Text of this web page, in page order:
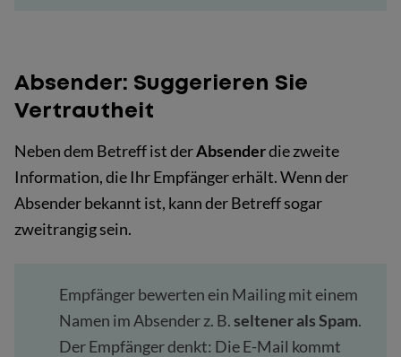
Absender: Suggerieren Sie
Vertrautheit
Neben dem Betreff ist derAbsenderdie zweite
Information, die Ihr Empfänger erhält. Wenn der
Absender bekannt ist, kann der Betreff sogar
zweitrangig sein.
Empfänger bewerten ein Mailing mit einem
Namen im Absender z. B.seltener als Spam.
Der Empfänger denkt: Die E-Mail kommt